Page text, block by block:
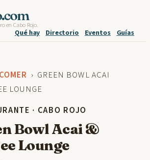
en Cabo Rojo.
Qué hay Directorio Eventos Guías
› GREEN BOWL ACAI
LOUNGE
· CABO ROJO
Bowl Acai &
Lounge